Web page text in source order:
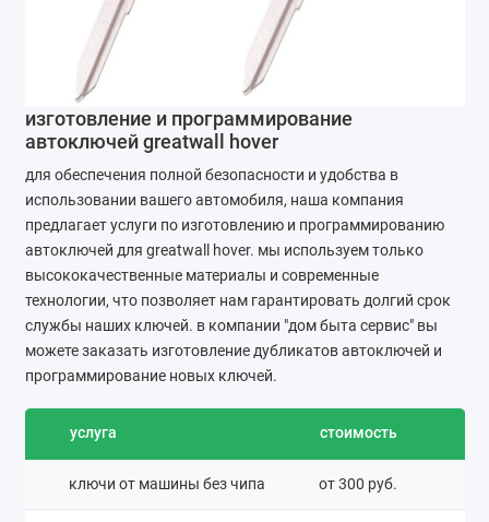
изготовление и программирование
автоключей greatwall hover
для обеспечения полной безопасности и удобства в
использовании вашего автомобиля, наша компания
предлагает услуги по изготовлению и программированию
автоключей для greatwall hover. мы используем только
высококачественные материалы и современные
технологии, что позволяет нам гарантировать долгий срок
службы наших ключей. в компании "дом быта сервис" вы
можете заказать изготовление дубликатов автоключей и
программирование новых ключей.
услуга стоимость
ключи от машины без чипа от 300 руб.